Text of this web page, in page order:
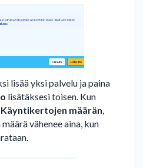
lisää yksi palvelu ja paina
lisätäksesi toisen. Kun
Käyntikertojen määrän,
vähenee aina, kun